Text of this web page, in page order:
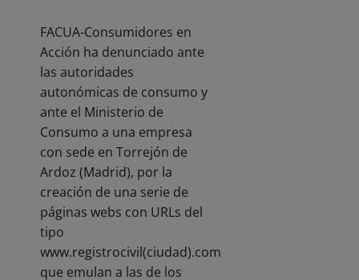
FACUA-Consumidores en
Acción ha denunciado ante
las autoridades
autonómicas de consumo y
ante el Ministerio de
Consumo a una empresa
con sede en Torrejón de
Ardoz (Madrid), por la
creación de una serie de
páginas webs con URLs del
tipo
www.registrocivil(ciudad).com
que emulan a las de los